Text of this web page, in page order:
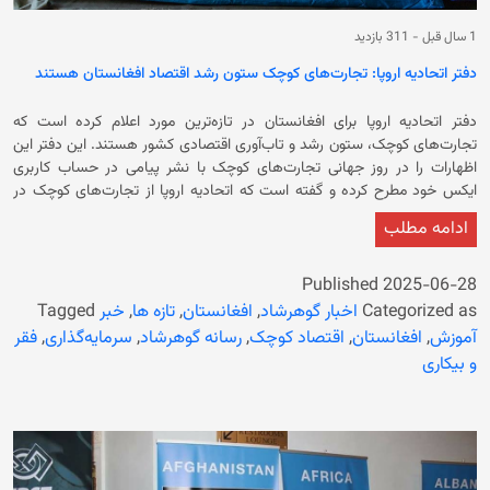
1 سال قبل - 311 بازدید
دفتر اتحادیه اروپا: تجارت‌های کوچک ستون رشد اقتصاد افغانستان هستند
دفتر اتحادیه اروپا برای افغانستان در تازه‌ترین مورد اعلام کرده است که
تجارت‌های کوچک، ‏ستون رشد و تاب‌آوری اقتصادی کشور هستند‎.‎ این دفتر این
اظهارات را در روز جهانی ‏تجارت‌های کوچک با نشر پیامی در حساب کاربری
ایکس خود مطرح کرده و گفته است که اتحادیه اروپا از ‏تجارت‌های کوچک در
همکاری شریکان خود، ما ‏به این کسب‌وکارها آموزش، سرمایه، ابزار و دسترسی
نمایندگی در ادامه افزوده است که کسب‌وکارهای کوچک ‏به رهبری زنان، برای
توسعه‌ فراگیر در افغانستان حیاتی‌اند‎.‎ در نمایندگی اتحادیه اروپا تجارت‌های
کوچک را ستون رشد و تاب‌آوری اقتصاد افغانستان عنوان می‌کند که حکومت
سرپرست از زمان تسلط دوباره بر افغانستان محدودیت‌های گسترده بر حقوق و
عمومی، معاینه توسط پزشکان مرد، سفر بدون محرم و کار در موسسات
غیردولتی داخلی و بین‌المللی و حتی دفاتر سازمان ملل در افغانستان منع
ادامه مطلب
Published 2025-06-28
Categorized as اخبار گوهرشاد, افغانستان,تازه ها, خبر Tagged
آموزش, افغانستان, اقتصاد کوچک,رسانه گوهرشاد, سرمایه‌گذاری,فقر
و بیکاری